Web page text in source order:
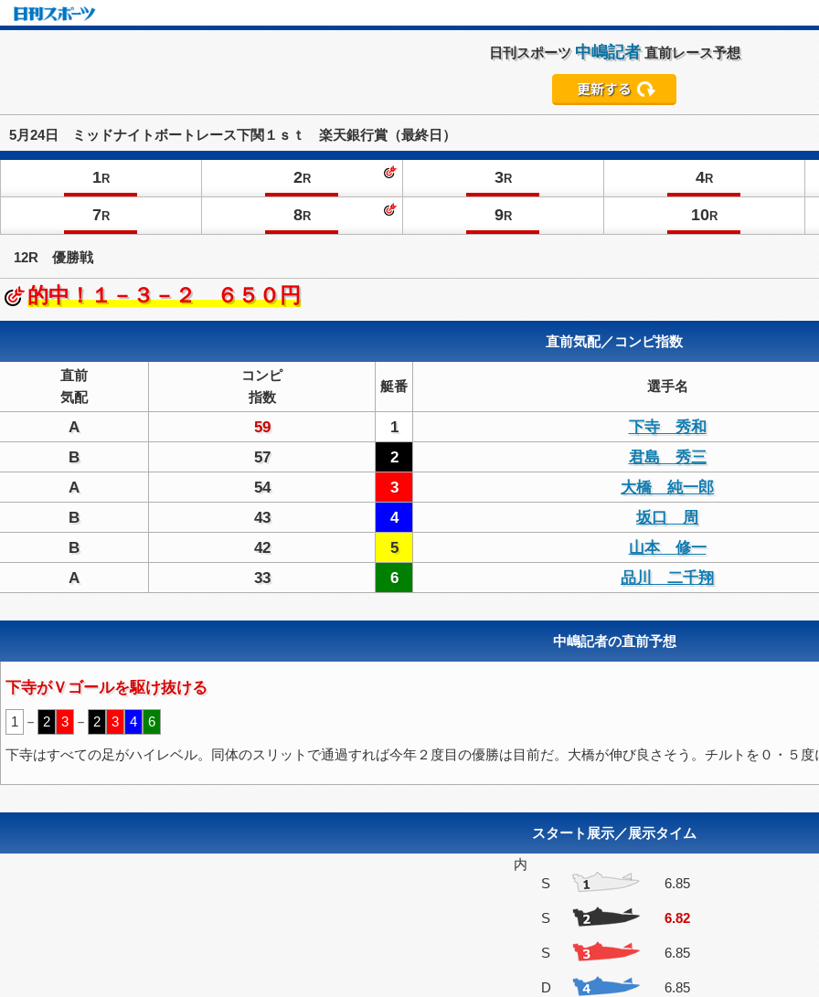
日刊スポーツ 中嶋記者直前レース予想
5月24日 ミッドナイトボートレース下関１ｓｔ 楽天銀行賞（最終日）
1R 2R 3R 4R
7R 8R 9R 10R
12R 優勝戦
的中！１－３－２ ６５０円
直前気配／コンピ指数
直前
気配
コンピ
指数
艇番 選手名
A 59 1 下寺 秀和
B 57 2 君島 秀三
A 54 3 大橋 純一郎
B 43 4 坂口 周
B 42 5 山本 修一
A 33 6 品川 二千翔
中嶋記者の直前予想
下寺がＶゴールを駆け抜ける
1 － 2 3 － 2 3 4 6
下寺はすべての足がハイレベル。同体のスリットで通過すれば今年２度目の優勝は目前だ。大橋が伸び良さそう。チルトを０・５度
スタート展示／展示タイム
内
S
6.85
S 6.82
S 6.85
D 6.85